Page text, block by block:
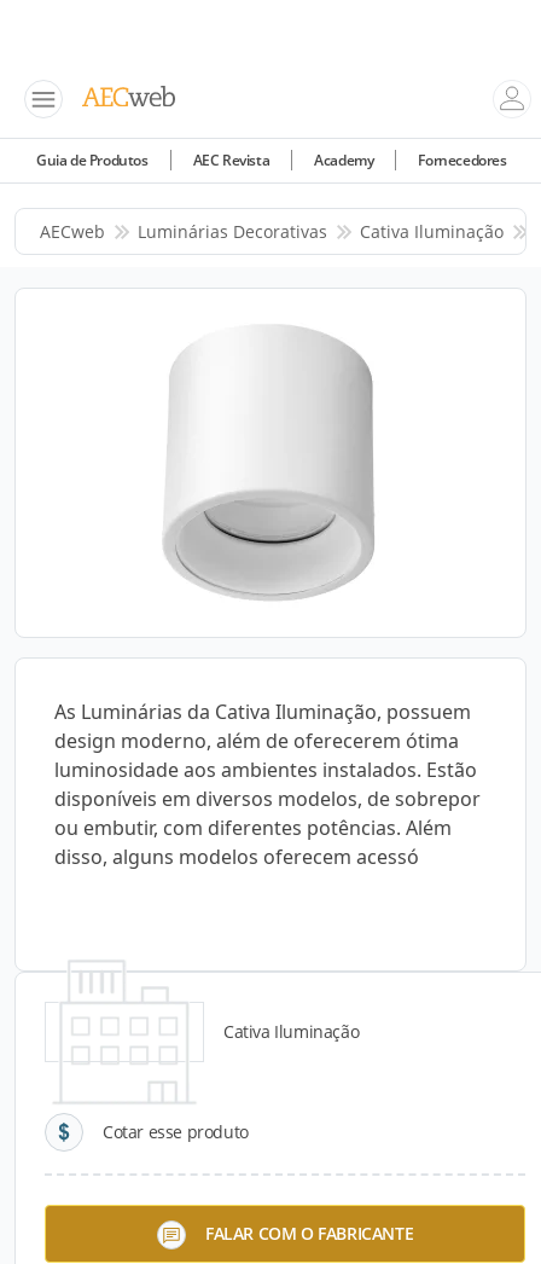
Guia de Produtos AEC Revista Academy Fornecedores
AECweb Luminárias Decorativas Cativa Iluminação
As Luminárias da Cativa Iluminação, possuem
design moderno, além de oferecerem ótima
luminosidade aos ambientes instalados. Estão
disponíveis em diversos modelos, de sobrepor
ou embutir, com diferentes potências. Além
disso, alguns modelos oferecem acessó
Cativa Iluminação
Cotar esse produto
FALAR COM O FABRICANTE
Detalhes do produto
Descrição do Produto
As Luminárias da Cativa Iluminação, possuem
design moderno, além de oferecerem ótima